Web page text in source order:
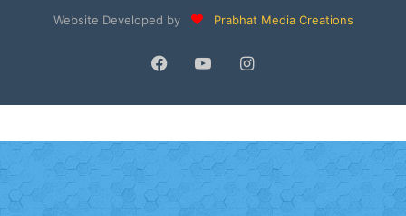
Website Developed by
Prabhat Media Creations
Facebook
YouTubeInstagram